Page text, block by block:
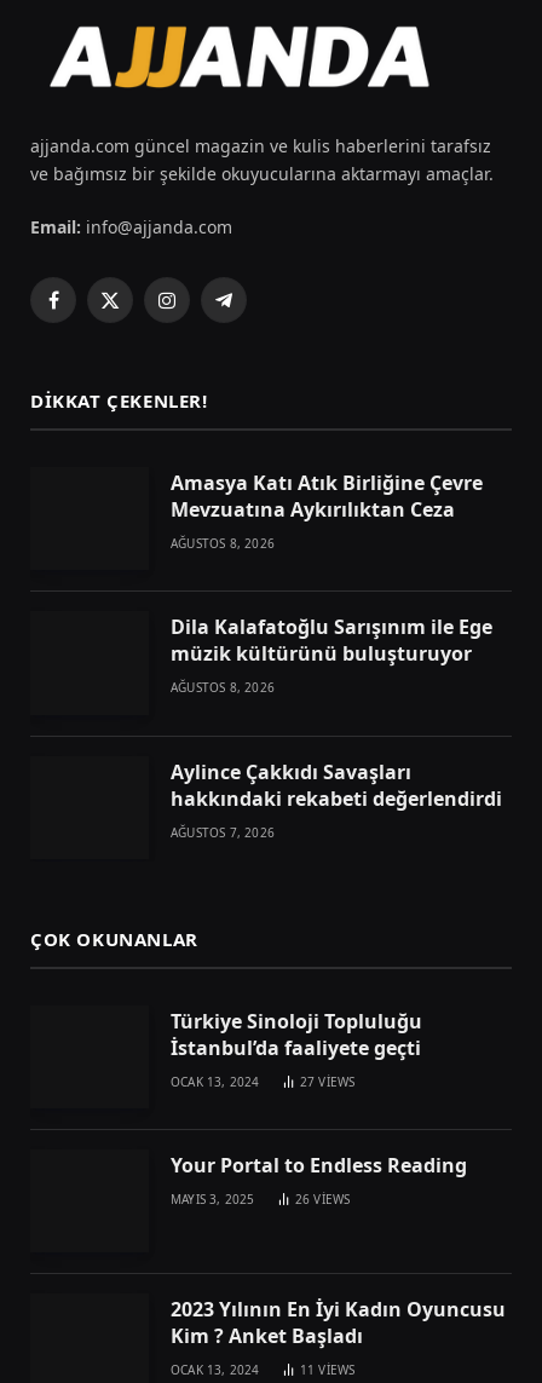
ajjanda.com güncel magazin ve kulis haberlerini tarafsız
ve bağımsız bir şekilde okuyucularına aktarmayı amaçlar.
Email: info@ajjanda.com
Facebook
X
InstagramTelegram
DIKKAT ÇEKENLER!
Amasya Katı Atık Birliğine Çevre
Mevzuatına Aykırılıktan Ceza
AĞUSTOS 8, 2026
Dila Kalafatoğlu Sarışınım ile Ege
müzik kültürünü buluşturuyor
AĞUSTOS 8, 2026
Aylince Çakkıdı Savaşları
hakkındaki rekabeti değerlendirdi
AĞUSTOS 7, 2026
ÇOK OKUNANLAR
Türkiye Sinoloji Topluluğu
İstanbul’da faaliyete geçti
OCAK 13, 2024 27VIEWS
Your Portal to Endless Reading
MAYIS 3, 2025 26VIEWS
2023 Yılının En İyi Kadın Oyuncusu
Kim ? Anket Başladı
OCAK 13, 2024 11VIEWS